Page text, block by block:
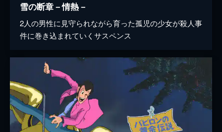
雪の断章－情熱－
2人の男性に見守られながら育った孤児の少女が殺人事
件に巻き込まれていくサスペンス